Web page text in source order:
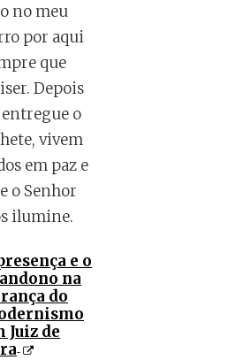
no meu
por aqui
que
Depois
entregue o
vivem
em paz e
o Senhor
ilumine.
e o
na
do
Juiz de